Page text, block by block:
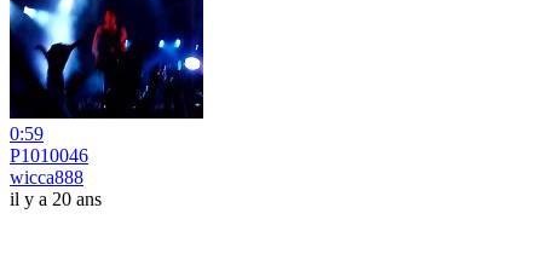
0:59
P1010046
wicca888
il y a 20 ans